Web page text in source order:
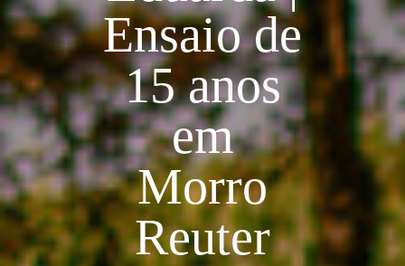
Ensaio de
15 anos
em
Morro
Reuter